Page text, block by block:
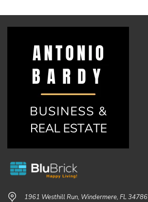
1961 Westhill Run, Windermere, FL 34786